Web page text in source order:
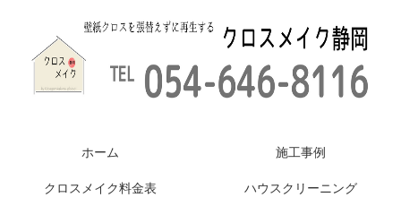
ホーム 施工事例
クロスメイク料金表 ハウスクリーニング